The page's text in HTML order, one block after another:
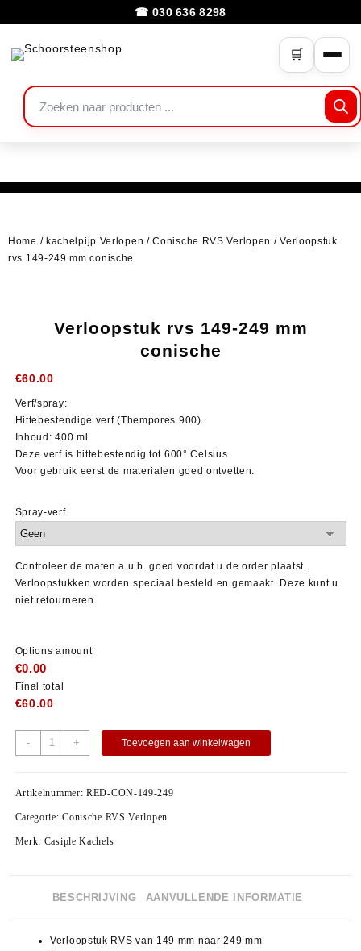
☎ 030 636 8298
🛒
Home / kachelpijp Verlopen /Conische RVS Verlopen / Verloopstuk
rvs 149-249 mm conische
Verloopstuk rvs 149-249 mm
conische
€60.00
Verf/spray:
Hittebestendige verf (Thempores 900).
Inhoud: 400 ml
Deze verf is hittebestendig tot 600° Celsius
Voor gebruik eerst de materialen goed ontvetten.
Spray-verf
Controleer de maten a.u.b. goed voordat u de order plaatst.
Verloopstukken worden speciaal besteld en gemaakt. Deze kunt u
niet retourneren.
Options amount
€0.00
Final total
€60.00
- + Toevoegen aan winkelwagen
Artikelnummer: RED-CON-149-249
Categorie:Conische RVS Verlopen
Merk: Casiple Kachels
BESCHRIJVING AANVULLENDE INFORMATIE
Verloopstuk RVS van 149 mm naar 249 mm